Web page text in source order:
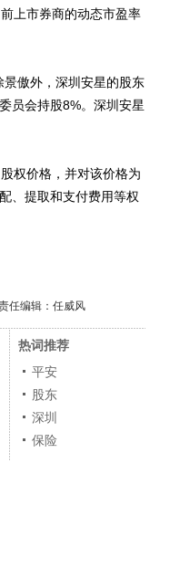
上市券商的动态市盈率
傲外，深圳安星的股东
员会持股8%。深圳安星
权价格，并对该价格为
、提取和支付费用等权
任编辑：任威风
热词推荐
平安
股东
深圳
保险